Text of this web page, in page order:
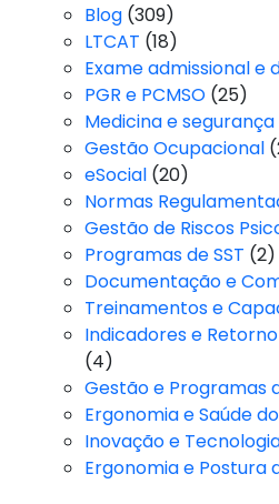
Blog (309)
LTCAT (18)
Exame admissional e
PGR e PCMSO (25)
Medicina e
Gestão Ocupacional
eSocial (20)
Normas
Gestão de Riscos
Programas de SST (2)
Documentação e
Treinamentos e
Indicadores e
(4)
Gestão e Programas
Ergonomia e Saúde
Inovação e
Ergonomia e Postura